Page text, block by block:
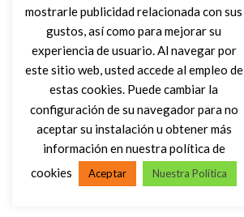
VOLVER AL INICIO
mostrarle publicidad relacionada con sus
gustos, así como para mejorar su
experiencia de usuario. Al navegar por
este sitio web, usted accede al empleo de
estas cookies. Puede cambiar la
configuración de su navegador para no
aceptar su instalación u obtener más
información en nuestra política de
cookies
Aceptar Nuestra Política